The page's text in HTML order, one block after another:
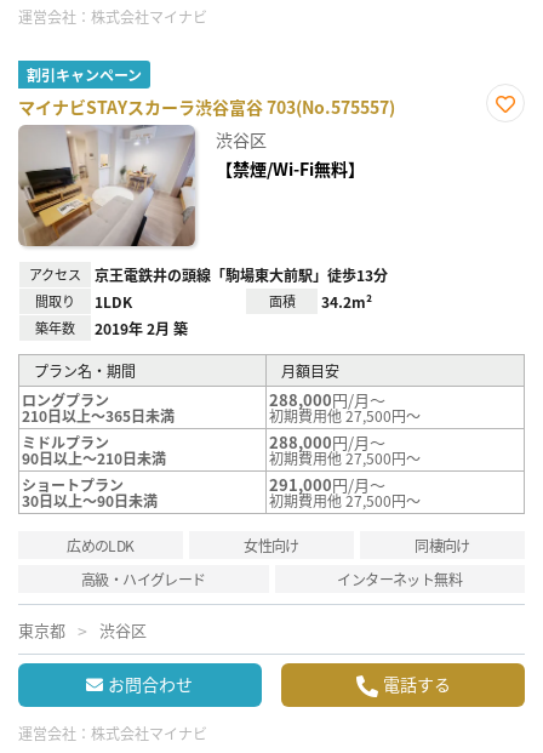
運営会社： 株式会社マイナビ
割引キャンペーン
マイナビSTAYスカーラ渋谷富谷 703(No.575557)
渋谷区
【禁煙/Wi-Fi無料】
アクセス 京王電鉄井の頭線「駒場東大前駅」徒歩13分
間取り 1LDK 面積 34.2m²
築年数 2019年 2月 築
プラン名・期間
月額目安
ロングプラン
210日以上～365日未満
288,000円/月～
初期費用他 27,500円～
ミドルプラン
90日以上～210日未満
288,000円/月～
初期費用他 27,500円～
ショートプラン
30日以上～90日未満
291,000円/月～
初期費用他 27,500円～
広めのLDK 女性向け
同棲向け
高級・ハイグレード
インターネット無料
東京都 渋谷区
お問合わせ 電話する
運営会社： 株式会社マイナビ